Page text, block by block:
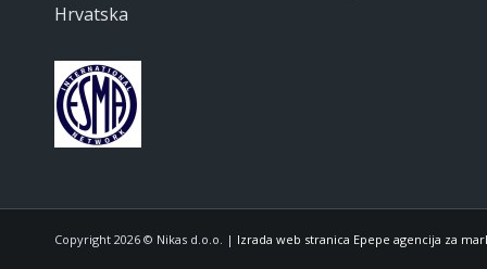
Hrvatska
Copyright 2026 © Nikas d.o.o. | Izrada web stranica Epepe agencija za